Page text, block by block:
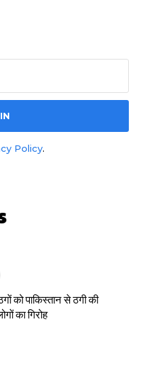
Policy.
को पाकिस्तान से ठगी की
का गिरोह